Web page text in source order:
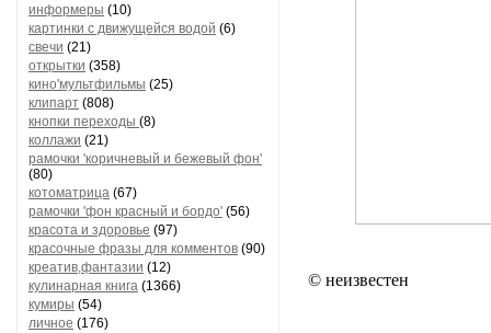
информеры (10)
картинки с движущейся водой (6)
свечи (21)
открытки (358)
кино'мультфильмы (25)
клипарт (808)
кнопки переходы (8)
коллажи (21)
рамочки 'коричневый и бежевый фон'
(80)
котоматрица (67)
рамочки 'фон красный и бордо' (56)
красота и здоровье (97)
красочные фразы для комментов (90)
креатив,фантазии (12)
кулинарная книга (1366)
кумиры (54)
личное (176)
© неизвестен